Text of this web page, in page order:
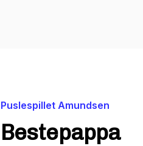
Puslespillet Amundsen
Bestepappa